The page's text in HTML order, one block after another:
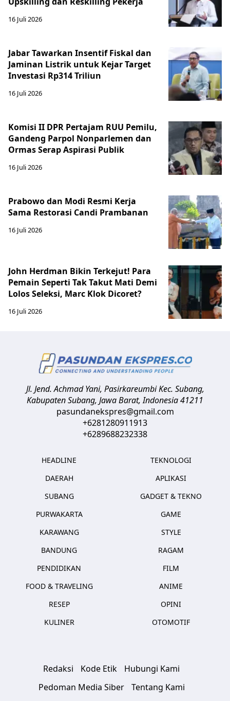
16 Juli 2026
Jabar Tawarkan Insentif Fiskal dan
Jaminan Listrik untuk Kejar Target
Investasi Rp314 Triliun
16 Juli 2026
Komisi II DPR Pertajam RUU Pemilu,
Gandeng Parpol Nonparlemen dan
Ormas Serap Aspirasi Publik
16 Juli 2026
Prabowo dan Modi Resmi Kerja
Sama Restorasi Candi Prambanan
16 Juli 2026
John Herdman Bikin Terkejut! Para
Pemain Seperti Tak Takut Mati Demi
Lolos Seleksi, Marc Klok Dicoret?
16 Juli 2026
Jl. Jend. Achmad Yani, Pasirkareumbi Kec. Subang,
Kabupaten Subang, Jawa Barat,Indonesia41211
pasundanekspres@gmail.com
+6281280911913
+6289688232338
HEADLINE
DAERAH
SUBANG
PURWAKARTA
KARAWANG
BANDUNG
PENDIDIKAN
FOOD & TRAVELING
RESEP
KULINER
TEKNOLOGI
APLIKASI
GADGET & TEKNO
GAME
STYLE
RAGAM
FILM
ANIME
OPINI
OTOMOTIF
Redaksi Kode Etik
Hubungi Kami
Pedoman Media Siber
Tentang Kami